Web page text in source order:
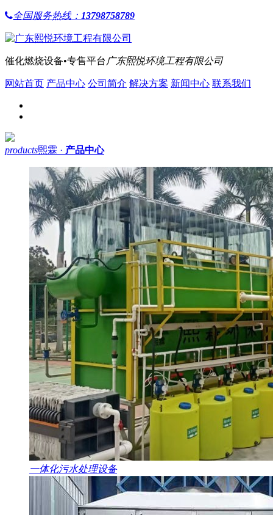
全国服务热线： 13798758789
催化燃烧设备•专售平台 广东熙悦环境工程有限公司
网站首页 产品中心 公司简介 解决方案 新闻中心 联系我们
products熙霖 · 产品中心
一体化污水处理设备